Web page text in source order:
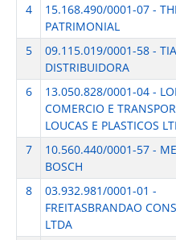
4
15.168.490/0001-07 -
PATRIMONIAL
5
09.115.019/0001-58 -
DISTRIBUIDORA
6
13.050.828/0001-04 -
COMERCIO E
LOUCAS E PLASTICOS
7
10.560.440/0001-57 -
BOSCH
8
03.932.981/0001-01 -
FREITASBRANDAO
LTDA